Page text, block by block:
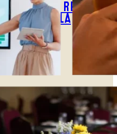
DE REGALO
SALDO DE LA
REGALO